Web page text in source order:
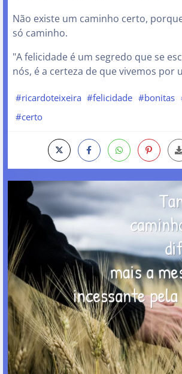
Não existe um caminho certo,
só caminho.
"A felicidade é um segredo que se
nós, é a certeza de que vivemos por
#ricardoteixeira #felicidade #bonitas
#certo